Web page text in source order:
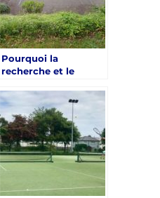
Pourquoi la
recherche et le
ils clés dans la
construction de
courts de tennis par
Service Tennis à
Mougins ?